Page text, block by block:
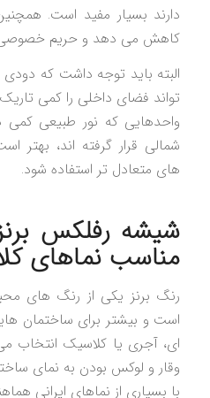
دارند بسیار مفید است.
کاهش می دهد و حریم خصوصی
البته باید توجه داشت که
تواند فضای داخلی را کمی
واحدهایی که نور طبیعی کمی
شمالی قرار گرفته اند، بهتر
های متعادل تر استفاده شود.
شیشه رفلکس
مناسب نماهای
رنگ برنز یکی از رنگ های
است و بیشتر برای ساختمان
ای، آجری یا کلاسیک
وقار و لوکس بودن به نمای
با بسیاری از نماهای ایرانی